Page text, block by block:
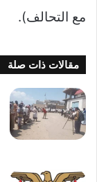
مع التحالف).
مقالات ذات صلة